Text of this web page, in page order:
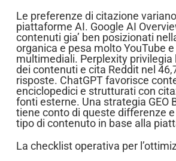
Le preferenze di citazione
piattaforme AI. Google AI
contenuti gia’ ben posizionati
organica e pesa molto YouTube
multimediali. Perplexity privilegia
dei contenuti e cita Reddit nel
risposte. ChatGPT favorisce
enciclopedici e strutturati con
fonti esterne. Una strategia GEO
tiene conto di queste differenze e
tipo di contenuto in base alla
La checklist operativa per